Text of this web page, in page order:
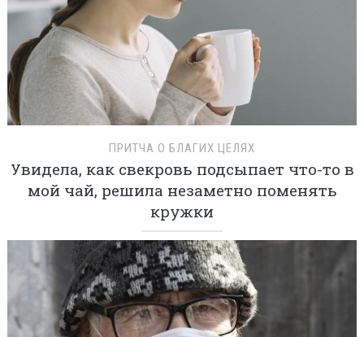
ПРИТЧА О БЛАГИХ ЦЕЛЯХ
Увидела, как свекровь подсыпает что-то в
мой чай, решила незаметно поменять
кружки